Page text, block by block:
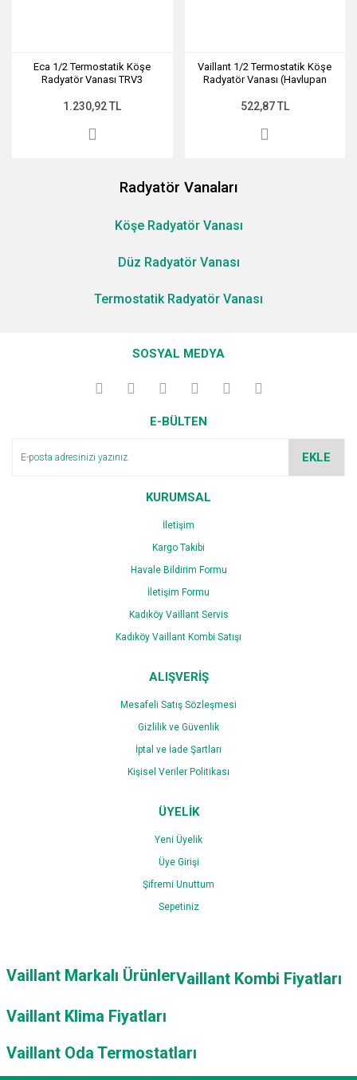
Eca 1/2 Termostatik Köşe
Radyatör Vanası TRV3
1.230,92 TL
Vaillant 1/2 Termostatik Köşe
Radyatör Vanası (Havlupan
522,87 TL
Radyatör Vanaları
Köşe Radyatör Vanası
Düz Radyatör Vanası
Termostatik Radyatör Vanası
SOSYAL MEDYA
E-BÜLTEN
EKLE
KURUMSAL
İletişim
Kargo Takibi
Havale Bildirim Formu
İletişim Formu
Kadıköy Vaillant Servis
Kadıköy Vaillant Kombi Satışı
ALIŞVERİŞ
Mesafeli Satış Sözleşmesi
Gizlilik ve Güvenlik
İptal ve İade Şartları
Kişisel Veriler Politikası
ÜYELİK
Yeni Üyelik
Üye Girişi
Şifremi Unuttum
Sepetiniz
Vaillant Markalı ÜrünlerVaillant Kombi Fiyatları
Vaillant Klima Fiyatları
Vaillant Oda Termostatları